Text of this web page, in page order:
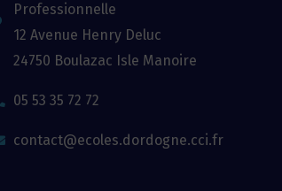
Professionnelle
12 Avenue Henry Deluc
24750 Boulazac Isle Manoire
05 53 35 72 72
contact@ecoles.dordogne.cci.fr